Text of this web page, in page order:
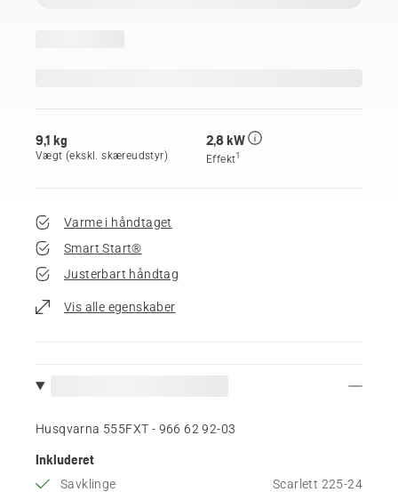
9,1 kg
Vægt (ekskl. skæreudstyr)
2,8 kW
Effekt1
Varme i håndtaget
Smart Start®
Justerbart håndtag
Vis alle egenskaber
Husqvarna 555FXT - 966 62 92‑03
Inkluderet
Savklinge
Scarlett 225-24